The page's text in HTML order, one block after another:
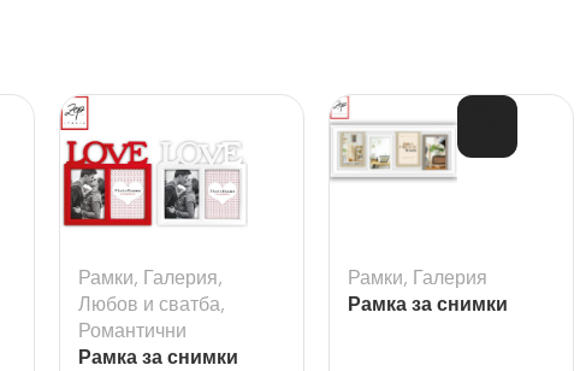
Рамки, Галерия,
Любов и сватба,
Романтични
Рамка за снимки
Рамки, Галерия
Рамка за снимки